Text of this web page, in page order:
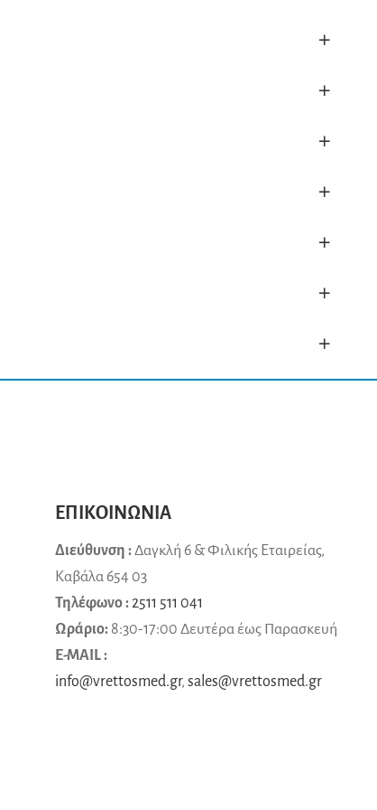
+
+
+
+
+
+
+
ΕΠΙΚΟΙΝΩΝΙΑ
Διεύθυνση :Δαγκλή 6 & Φιλικής Εταιρείας,
Καβάλα 654 03
Τηλέφωνο :2511 511 041
Ωράριο: 8:30-17:00 Δευτέρα έως Παρασκευή
E-MAIL :
info@vrettosmed.gr, sales@vrettosmed.gr